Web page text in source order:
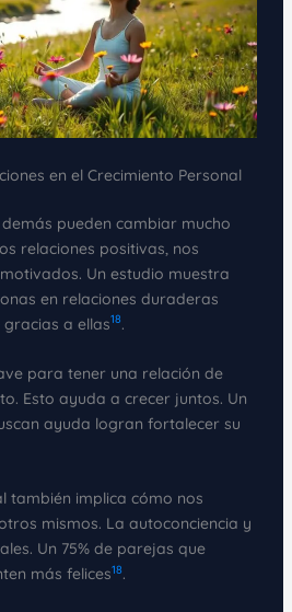
en el Crecimiento Personal
pueden cambiar mucho
relaciones positivas, nos
Un estudio muestra
en relaciones duraderas
a ellas18.
para tener una relación de
Esto ayuda a crecer juntos. Un
ayuda logran fortalecer su
también implica cómo nos
mismos. La autoconciencia y
Un 75% de parejas que
más felices18.